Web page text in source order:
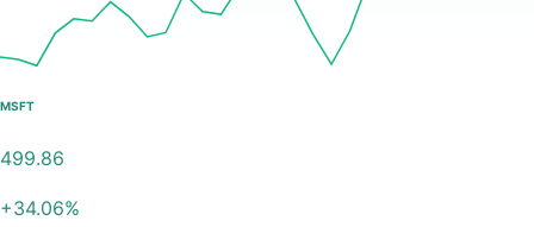
MSFT
499.86
+34.06%